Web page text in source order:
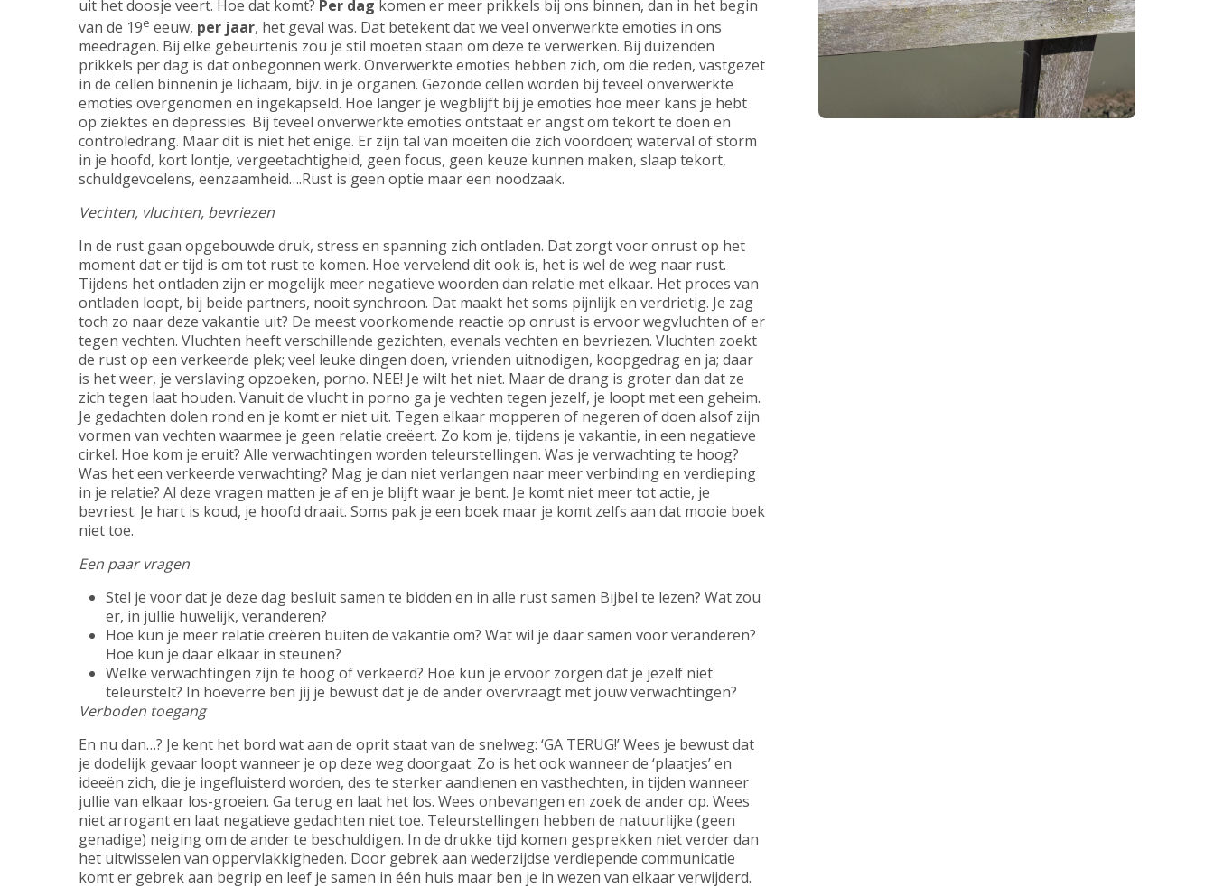
uit het doosje veert. Hoe dat komt? Per dag komen er meer prikkels bij ons binnen, dan in het begin
van de 19e eeuw, per jaar, het geval was. Dat betekent dat we veel onverwerkte emoties in ons
meedragen. Bij elke gebeurtenis zou je stil moeten staan om deze te verwerken. Bij duizenden
prikkels per dag is dat onbegonnen werk. Onverwerkte emoties hebben zich, om die reden, vastgezet
in de cellen binnenin je lichaam, bijv. in je organen. Gezonde cellen worden bij teveel onverwerkte
emoties overgenomen en ingekapseld. Hoe langer je wegblijft bij je emoties hoe meer kans je hebt
op ziektes en depressies. Bij teveel onverwerkte emoties ontstaat er angst om tekort te doen en
controledrang. Maar dit is niet het enige. Er zijn tal van moeiten die zich voordoen; waterval of storm
in je hoofd, kort lontje, vergeetachtigheid, geen focus, geen keuze kunnen maken, slaap tekort,
schuldgevoelens, eenzaamheid….Rust is geen optie maar een noodzaak.
Vechten, vluchten, bevriezen
In de rust gaan opgebouwde druk, stress en spanning zich ontladen. Dat zorgt voor onrust op het
moment dat er tijd is om tot rust te komen. Hoe vervelend dit ook is, het is wel de weg naar rust.
Tijdens het ontladen zijn er mogelijk meer negatieve woorden dan relatie met elkaar. Het proces van
ontladen loopt, bij beide partners, nooit synchroon. Dat maakt het soms pijnlijk en verdrietig. Je zag
toch zo naar deze vakantie uit? De meest voorkomende reactie op onrust is ervoor wegvluchten of er
tegen vechten. Vluchten heeft verschillende gezichten, evenals vechten en bevriezen. Vluchten zoekt
de rust op een verkeerde plek; veel leuke dingen doen, vrienden uitnodigen, koopgedrag en ja; daar
is het weer, je verslaving opzoeken, porno. NEE! Je wilt het niet. Maar de drang is groter dan dat ze
zich tegen laat houden. Vanuit de vlucht in porno ga je vechten tegen jezelf, je loopt met een geheim.
Je gedachten dolen rond en je komt er niet uit. Tegen elkaar mopperen of negeren of doen alsof zijn
vormen van vechten waarmee je geen relatie creëert. Zo kom je, tijdens je vakantie, in een negatieve
cirkel. Hoe kom je eruit? Alle verwachtingen worden teleurstellingen. Was je verwachting te hoog?
Was het een verkeerde verwachting? Mag je dan niet verlangen naar meer verbinding en verdieping
in je relatie? Al deze vragen matten je af en je blijft waar je bent. Je komt niet meer tot actie, je
bevriest. Je hart is koud, je hoofd draait. Soms pak je een boek maar je komt zelfs aan dat mooie boek
niet toe.
Een paar vragen
Stel je voor dat je deze dag besluit samen te bidden en in alle rust samen Bijbel te lezen? Wat zou
er, in jullie huwelijk, veranderen?
Hoe kun je meer relatie creëren buiten de vakantie om? Wat wil je daar samen voor veranderen?
Hoe kun je daar elkaar in steunen?
Welke verwachtingen zijn te hoog of verkeerd? Hoe kun je ervoor zorgen dat je jezelf niet
teleurstelt? In hoeverre ben jij je bewust dat je de ander overvraagt met jouw verwachtingen?
Verboden toegang
En nu dan…? Je kent het bord wat aan de oprit staat van de snelweg: ‘GA TERUG!’ Wees je bewust dat
je dodelijk gevaar loopt wanneer je op deze weg doorgaat. Zo is het ook wanneer de ‘plaatjes’ en
ideeën zich, die je ingefluisterd worden, des te sterker aandienen en vasthechten, in tijden wanneer
jullie van elkaar los-groeien. Ga terug en laat het los. Wees onbevangen en zoek de ander op. Wees
niet arrogant en laat negatieve gedachten niet toe. Teleurstellingen hebben de natuurlijke (geen
genadige) neiging om de ander te beschuldigen. In de drukke tijd komen gesprekken niet verder dan
het uitwisselen van oppervlakkigheden. Door gebrek aan wederzijdse verdiepende communicatie
komt er gebrek aan begrip en leef je samen in één huis maar ben je in wezen van elkaar verwijderd.